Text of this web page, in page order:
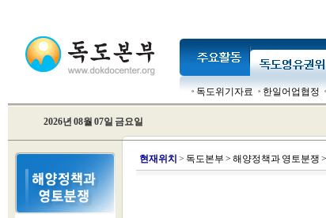
독도위기자료 한일어업협정
2026년 08월 07일 금요일
현재위치 > 독도본부 > 해양정책과 영토분쟁 >